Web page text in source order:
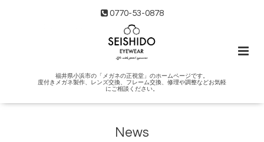
0770-53-0878
福井県小浜市の「メガネの正視堂」のホームページです。
度付きメガネ製作、レンズ交換、フレーム交換、修理や調整などお気軽
にご相談ください。
News